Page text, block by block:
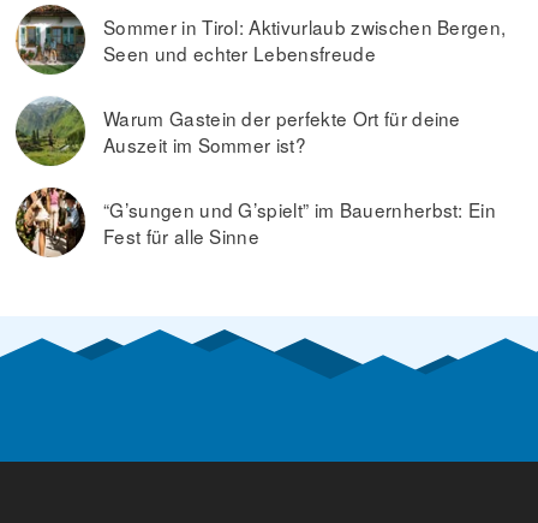
Sommer in Tirol: Aktivurlaub zwischen Bergen,
Seen und echter Lebensfreude
Warum Gastein der perfekte Ort für deine
Auszeit im Sommer ist?
“G’sungen und G’spielt” im Bauernherbst: Ein
Fest für alle Sinne